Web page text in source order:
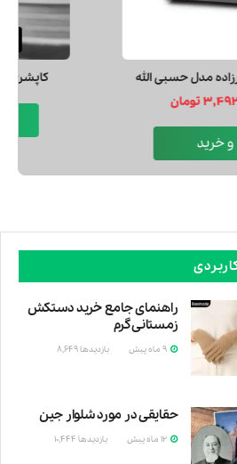
روميزي سام نورزاده مدل حسبي الله
3,880,0003,492,000 تومان
مشاهد و خرید
راهنمای جامع خرید دستکش
زمستانی گرم
بازدیدها8,649
حقایقی در مورد شلوار جین
بازدیدها 10,444